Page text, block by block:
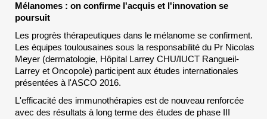
Mélanomes : on confirme l'acquis et l'innovation se
poursuit
Les progrès thérapeutiques dans le mélanome se confirment.
Les équipes toulousaines sous la responsabilité du Pr Nicolas
Meyer (dermatologie, Hôpital Larrey CHU/IUCT Rangueil-
Larrey et Oncopole) participent aux études internationales
présentées à l'ASCO 2016.
L'efficacité des immunothérapies est de nouveau renforcée
avec des résultats à long terme des études de phase III